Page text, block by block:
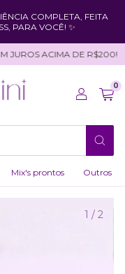
COMPLETA, FEITA
PARA VOCÊ! ✨
JUROS ACIMA DE R$200!
0
Mix's prontos Outros
1 / 2